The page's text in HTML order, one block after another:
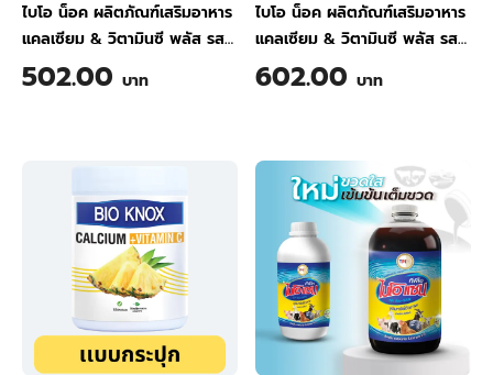
ไบโอ น็อค ผลิตภัณฑ์เสริมอาหาร
แคลเซียม & วิตามินซี พลัส รส
ขิง ขนาด 200 กรัม
502.00 บาท
ไบโอ น็อค ผลิตภัณฑ์เสริมอาหาร
แคลเซียม & วิตามินซี พลัส รส
ส้ม ขนาด 200 กรัม
602.00 บาท